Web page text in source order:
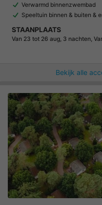
Verwarmd binnenzwembad
Speeltuin binnen & buiten &
STAANPLAATS
Van 23 tot 26 aug, 3 nachten,
Bekijk alle